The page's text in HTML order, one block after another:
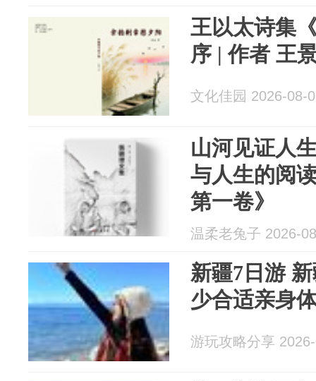
王以太诗集
序 | 作者 王
文化佳园 2026-08-
山河见证人
与人生的阅
第一卷》
温柔老兔子 2026-
新疆7日游
少合适亲身
游玩攻略分享